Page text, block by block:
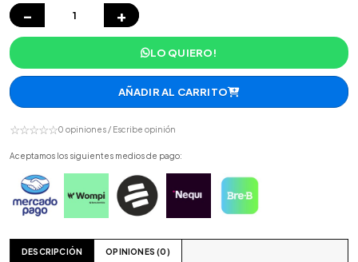
− +
LO QUIERO!
AÑADIR AL CARRITO
☆☆☆☆☆0 opiniones / Escribe opinión
Aceptamos los siguientes medios de pago:
DESCRIPCIÓN OPINIONES (0)